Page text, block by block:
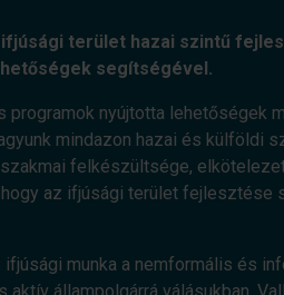
ifjúsági terület hazai szintű
segítségével.
programok nyújtotta
mindazon hazai és külföldi
szakmai felkészültsége,
az ifjúsági terület
ifjúsági munka a nemformális